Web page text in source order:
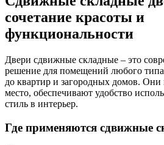
сочетание красоты и
функциональности
Двери сдвижные складные – это
решение для помещений любого
до квартир и загородных домов. Они
место, обеспечивают удобство
стиль в интерьер.
Где применяются сдвижные